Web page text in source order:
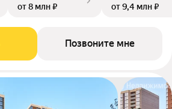
от 8 млн ₽
от 9,4 млн ₽
Позвоните мне